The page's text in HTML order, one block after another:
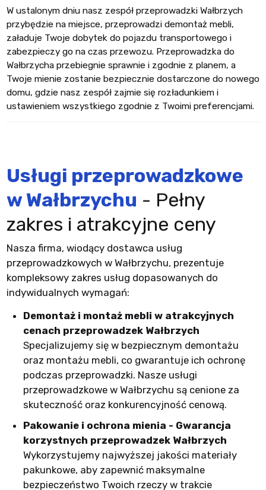
W ustalonym dniu nasz zespół przeprowadzki Wałbrzych
przybędzie na miejsce, przeprowadzi demontaż mebli,
załaduje Twoje dobytek do pojazdu transportowego i
zabezpieczy go na czas przewozu. Przeprowadzka do
Wałbrzycha przebiegnie sprawnie i zgodnie z planem, a
Twoje mienie zostanie bezpiecznie dostarczone do nowego
domu, gdzie nasz zespół zajmie się rozładunkiem i
ustawieniem wszystkiego zgodnie z Twoimi preferencjami.
Usługi przeprowadzkowe
w Wałbrzychu - Pełny
zakres i atrakcyjne ceny
Nasza firma, wiodący dostawca usług
przeprowadzkowych w Wałbrzychu, prezentuje
kompleksowy zakres usług dopasowanych do
indywidualnych wymagań:
Demontaż i montaż mebli w atrakcyjnych
cenach przeprowadzek Wałbrzych
Specjalizujemy się w bezpiecznym demontażu
oraz montażu mebli, co gwarantuje ich ochronę
podczas przeprowadzki. Nasze usługi
przeprowadzkowe w Wałbrzychu są cenione za
skuteczność oraz konkurencyjność cenową.
Pakowanie i ochrona mienia - Gwarancja
korzystnych przeprowadzek Wałbrzych
Wykorzystujemy najwyższej jakości materiały
pakunkowe, aby zapewnić maksymalne
bezpieczeństwo Twoich rzeczy w trakcie